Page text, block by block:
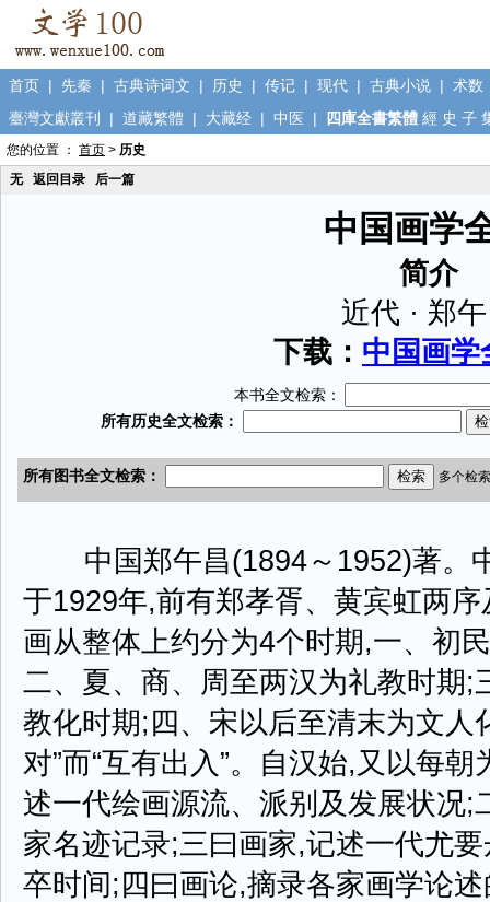
首页 | 先秦 | 古典诗词文 | 历史 | 传记 | 现代 | 古典小说 | 术数
臺灣文獻叢刊
| 道藏繁體 | 大藏经 | 中医 | 四庫全書繁體 經 史 子
您的位置 ： 首页 > 历史
无
返回目录 后一篇
中国画学
简介
近代 · 郑
下载： 中国画
本书全文检索：
中国郑午昌(1894～1952)著。
于1929年,前有郑孝胥、黄宾虹两
画从整体上约分为4个时期,一、初
二、夏、商、周至两汉为礼教时期;
教化时期;四、宋以后至清末为文人
对”而“互有出入”。自汉始,又以每
述一代绘画源流、派别及发展状况;
家名迹记录;三曰画家,记述一代尤
卒时间;四曰画论,摘录各家画学论